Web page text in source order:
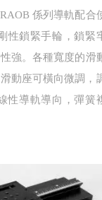
係列導軌配合
性鎖緊手輪，鎖緊
強。各種寬度的滑
動座可橫向微調，
性導軌導向，彈簧